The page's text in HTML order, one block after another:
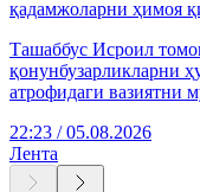
қадамжоларни ҳимоя
Ташаббус Исроил
қонунбузарликларни
атрофидаги вазиятни
22:23 / 05.08.2026
Лента